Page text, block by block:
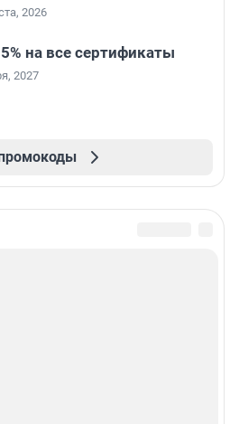
2026
на все сертификаты
2027